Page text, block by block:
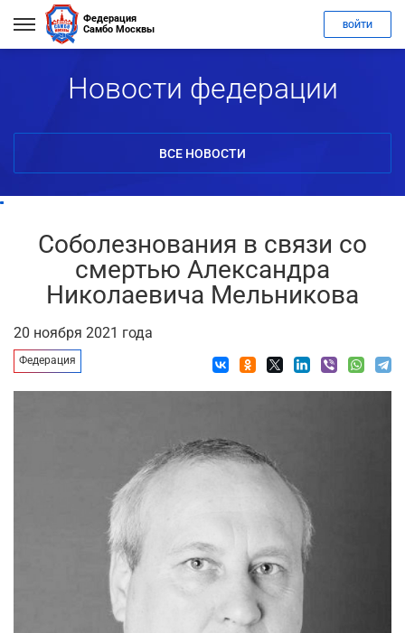
Федерация
Самбо Москвы
ВОЙТИ
Новости федерации
ВСЕ НОВОСТИ
Соболезнования в связи со
смертью Александра
Николаевича Мельникова
20 ноября 2021 года
Федерация